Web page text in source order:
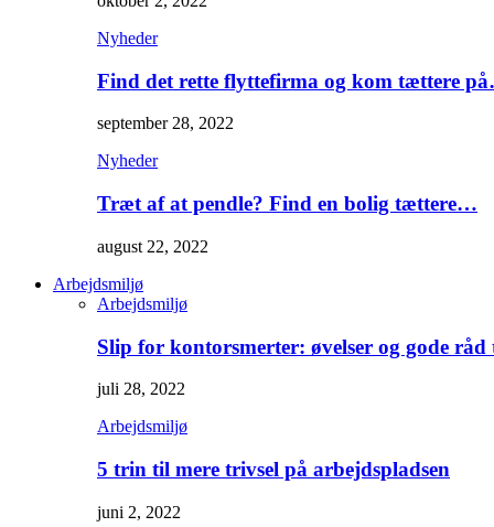
Nyheder
Find det rette flyttefirma og kom tættere
september 28, 2022
Nyheder
Træt af at pendle? Find en bolig tættere…
august 22, 2022
Arbejdsmiljø
Arbejdsmiljø
Slip for kontorsmerter: øvelser og gode
juli 28, 2022
Arbejdsmiljø
5 trin til mere trivsel på arbejdspladsen
juni 2, 2022